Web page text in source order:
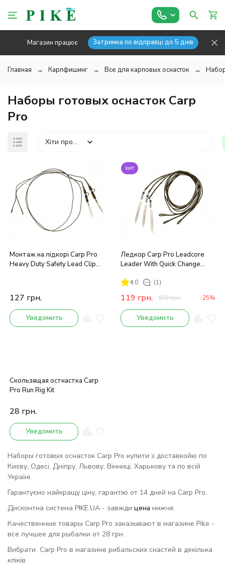
Магазин працює Затримка по відправці до 5 днів
Главная Карпфишинг Все для карповых оснасток
Наборы готовых оснасток Carp
Pro
Хіти продажів
Монтаж на лідкорі Carp Pro
Heavy Duty Safety Lead Clip
127 грн.
Уведомить
хит
Ледкор Carp Pro Leadcore
Leader With Quick Change
4.0 (1)
119 грн. 158грн. -25%
Уведомить
Cкользящая остнастка Carp
Pro Run Rig Kit
28 грн.
Уведомить
Наборы готовых оснасток Carp Pro купити з доставкойю по
Києву, Одесі, Дніпру, Львову, Вінниці, Харькову та по всій
Україні.
Гарантуємо найкращу ціну, гарантію от 14 дней на Carp Pro.
Дисконтна система PIKE.UA - завжди цена нижче.
Качественные товары Carp Pro заказывают в магазине Pike -
все лучшее для рыбалки от 28 грн.
Вибрати Carp Pro в магазине рибальских снастей в декілька
кліків